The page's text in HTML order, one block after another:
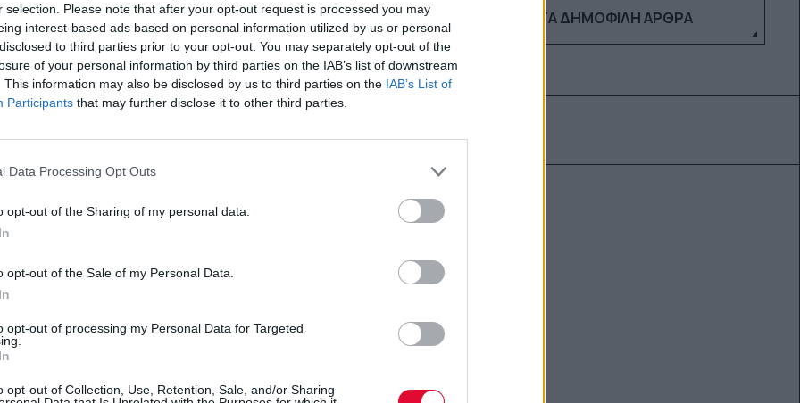
selection. Please note that after your opt-out request is processed you may
interest-based ads based on personal information utilized by us or personal
to third parties prior to your opt-out. You may separately opt-out of the
of your personal information by third parties on the IAB’s list of downstream
This information may also be disclosed by us to third parties on the IAB’s List of
Participants that may further disclose it to other third parties.
Data Processing Opt Outs
opt-out of the Sharing of my personal data.
opt-out of the Sale of my Personal Data.
opt-out of processing my Personal Data for Targeted
opt-out of Collection, Use, Retention, Sale, and/or Sharing
από τις κάμερες ακόμη ένας
του Κριστιάν.
της ερχόμενης Κυριακής...
ΔΕΣ ΤΑ ΔΗΜΟΦΙΛΉ ΆΡΘΡΑ